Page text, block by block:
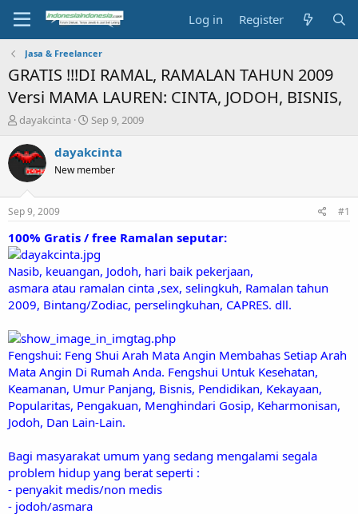
Log in Register
Jasa & Freelancer
GRATIS !!!DI RAMAL, RAMALAN TAHUN 2009
Versi MAMA LAUREN: CINTA, JODOH, BISNIS,
T
r
e
a
t
a
r
t
e
r
dayakcinta
S
a
t
e
Sep 9, 2009
dayakcinta
New member
Sep 9, 2009 #1
100% Gratis / free Ramalan seputar:
Nasib, keuangan, Jodoh, hari baik pekerjaan,
asmara atau ramalan cinta ,sex, selingkuh, Ramalan tahun
2009, Bintang/Zodiac, perselingkuhan, CAPRES. dll.
Fengshui: Feng Shui Arah Mata Angin Membahas Setiap Arah
Mata Angin Di Rumah Anda. Fengshui Untuk Kesehatan,
Keamanan, Umur Panjang, Bisnis, Pendidikan, Kekayaan,
Popularitas, Pengakuan, Menghindari Gosip, Keharmonisan,
Jodoh, Dan Lain-Lain.
Bagi masyarakat umum yang sedang mengalami segala
problem hidup yang berat seperti :
- penyakit medis/non medis
- jodoh/asmara